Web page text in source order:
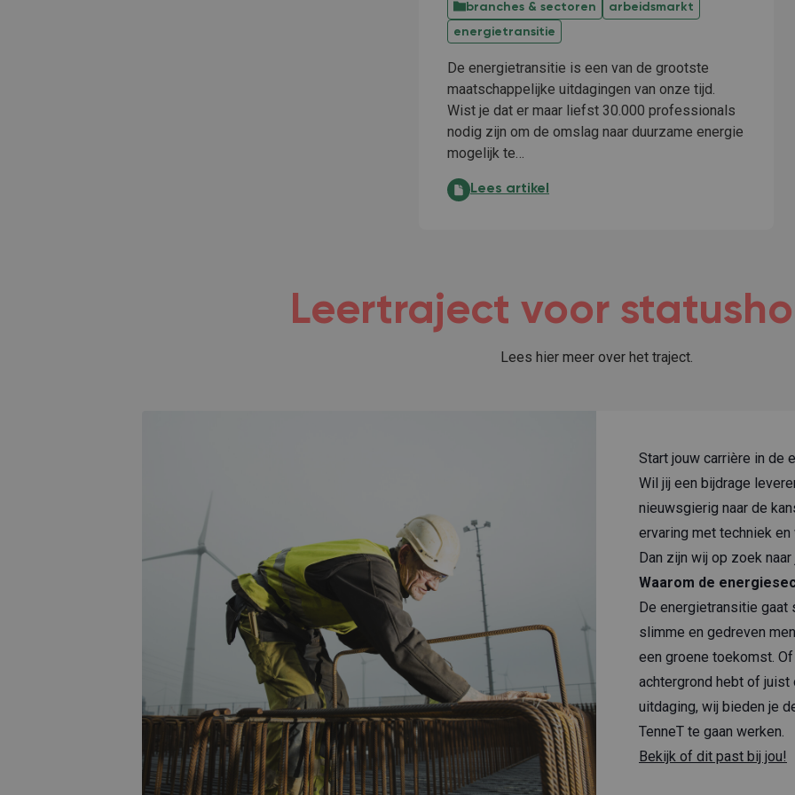
branches & sectoren
arbeidsmarkt
energietransitie
De energietransitie is een van de grootste
maatschappelijke uitdagingen van onze tijd.
Wist je dat er maar liefst 30.000 professionals
nodig zijn om de omslag naar duurzame energie
mogelijk te…
Start van het Energy Skills Programma:
Lees artikel
Leertraject voor
Lees hier meer over het traject.
Start jouw carrière in de
Wil jij een bijdrage
nieuwsgierig naar de
ervaring met techniek
Dan zijn wij op zoek naar
Waarom de
De energietransitie gaat
slimme en gedreven
een groene toekomst.
achtergrond hebt of juist
uitdaging, wij bieden je
TenneT te gaan werken.
Bekijk of dit past bij jou!